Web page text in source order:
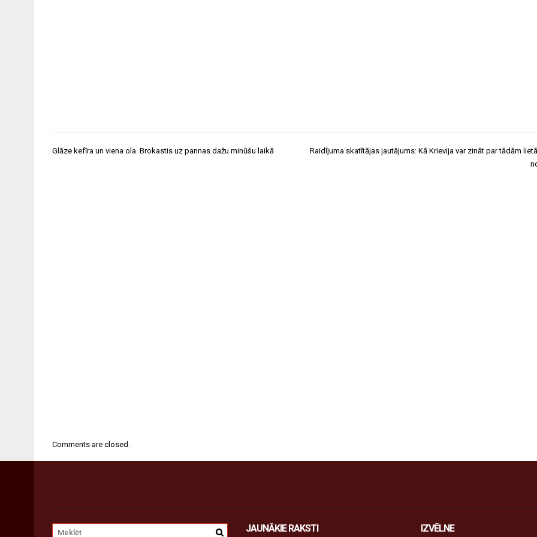
Ziņu
Glāze kefīra un viena ola. Brokastis uz pannas dažu minūšu laikā
Raidījuma skatītājas jautājums: Kā Krievija var zināt par tādām
Comments are closed.
JAUNĀKIE RAKSTI IZVĒLNE